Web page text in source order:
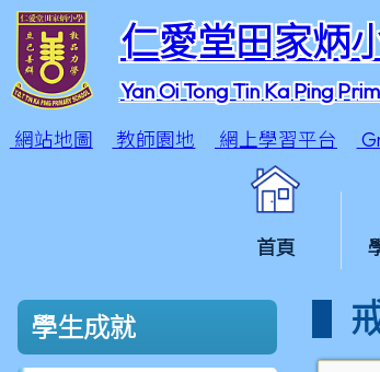
仁愛堂田家炳
Yan Oi Tong Tin Ka Ping
網站地圖 教師園地 網上學習平台
首頁
學生成就